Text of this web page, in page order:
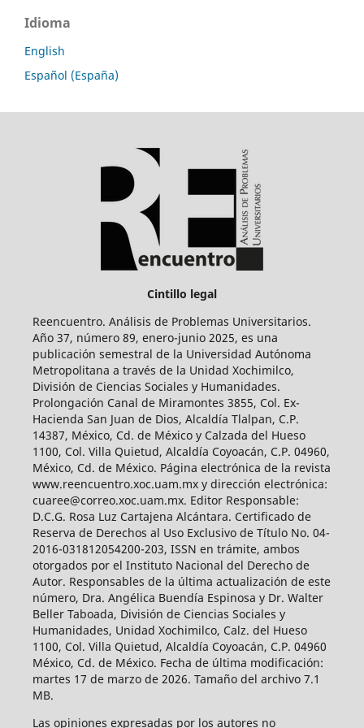
Idioma
English
Español (España)
Cintillo legal
Reencuentro. Análisis de Problemas Universitarios.
Año 37, número 89, enero-junio 2025, es una
publicación semestral de la Universidad Autónoma
Metropolitana a través de la Unidad Xochimilco,
División de Ciencias Sociales y Humanidades.
Prolongación Canal de Miramontes 3855, Col. Ex-
Hacienda San Juan de Dios, Alcaldía Tlalpan, C.P.
14387, México, Cd. de México y Calzada del Hueso
1100, Col. Villa Quietud, Alcaldía Coyoacán, C.P. 04960,
México, Cd. de México. Página electrónica de la revista
www.reencuentro.xoc.uam.mx y dirección electrónica:
cuaree@correo.xoc.uam.mx. Editor Responsable:
D.C.G. Rosa Luz Cartajena Alcántara. Certificado de
Reserva de Derechos al Uso Exclusivo de Título No. 04-
2016-031812054200-203, ISSN en trámite, ambos
otorgados por el Instituto Nacional del Derecho de
Autor. Responsables de la última actualización de este
número, Dra. Angélica Buendía Espinosa y Dr. Walter
Beller Taboada, División de Ciencias Sociales y
Humanidades, Unidad Xochimilco, Calz. del Hueso
1100, Col. Villa Quietud, Alcaldía Coyoacán, C.P. 04960
México, Cd. de México. Fecha de última modificación:
martes 17 de marzo de 2026. Tamaño del archivo 7.1
MB.
Las opiniones expresadas por los autores no